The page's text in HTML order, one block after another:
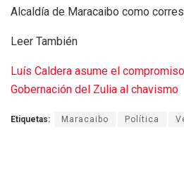
Alcaldía de Maracaibo como
Leer También
Luís Caldera asume el
Gobernación del Zulia al chavismo
Etiquetas: Maracaibo Política